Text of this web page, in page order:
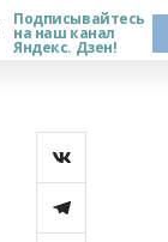
Подписывайтесь
на наш канал
Яндекс. Дзен!